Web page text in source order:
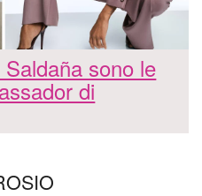
sono le
di